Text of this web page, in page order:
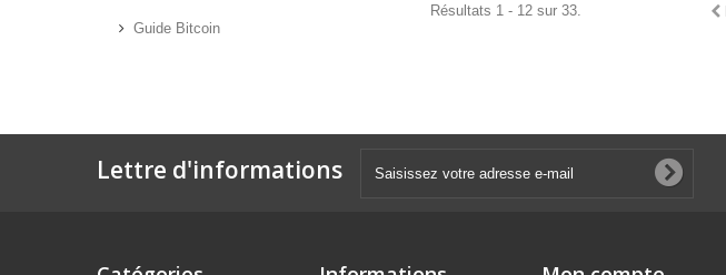
Guide Bitcoin
Résultats 1 - 12 sur 33.
Lettre d'informations